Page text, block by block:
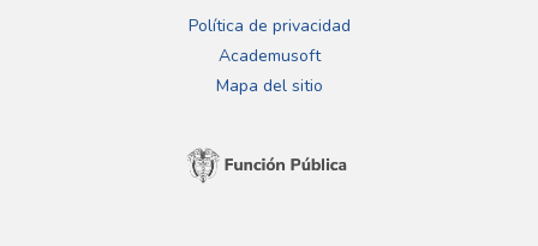
Política de privacidad
Academusoft
Mapa del sitio